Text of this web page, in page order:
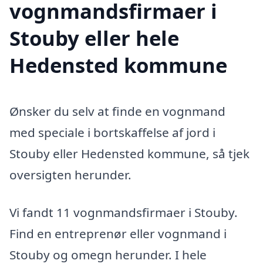
vognmandsfirmaer i
Stouby eller hele
Hedensted kommune
Ønsker du selv at finde en vognmand
med speciale i bortskaffelse af jord i
Stouby eller Hedensted kommune, så tjek
oversigten herunder.
Vi fandt 11 vognmandsfirmaer i Stouby.
Find en entreprenør eller vognmand i
Stouby og omegn herunder. I hele